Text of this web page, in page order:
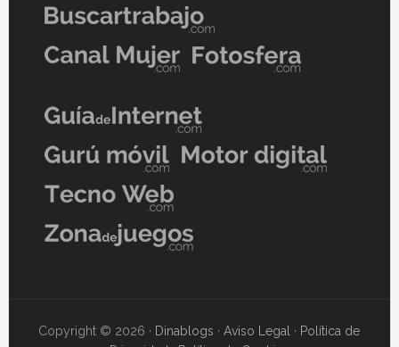
Copyright © 2026 · Dinablogs ·Aviso Legal · Política de